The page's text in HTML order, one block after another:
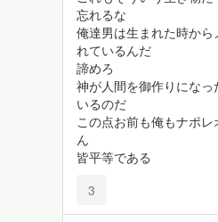
忘れるな
俺達男は生まれた時か
れているんだ
諦めろ
神が人間を御作りにな
いるのだ
この点お前も俺もナポ
ん
皆平等である
3